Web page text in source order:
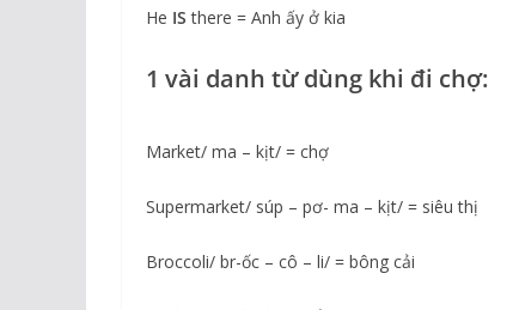
He IS there = Anh ấy ở kia
1 vài danh từ dùng khi đi chợ:
Market/ ma – kịt/ = chợ
Supermarket/ súp – pơ- ma – kịt/ = siêu thị
Broccoli/ br-ốc – cô – li/ = bông cải